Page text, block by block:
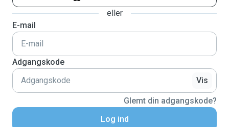
eller
E-mail
Adgangskode
Vis
Glemt din adgangskode?
Log ind